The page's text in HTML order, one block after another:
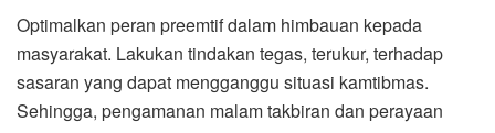
Optimalkan peran preemtif dalam himbauan kepada
masyarakat. Lakukan tindakan tegas, terukur, terhadap
sasaran yang dapat mengganggu situasi kamtibmas.
Sehingga, pengamanan malam takbiran dan perayaan